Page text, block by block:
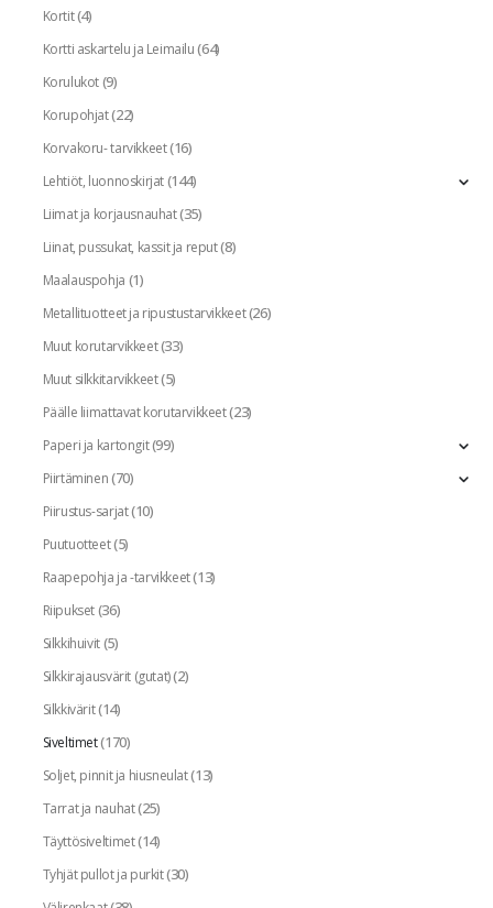
Kortit(4)
Kortti askartelu ja Leimailu(64)
Korulukot(9)
Korupohjat(22)
Korvakoru- tarvikkeet(16)
Lehtiöt, luonnoskirjat(144)
Liimat ja korjausnauhat(35)
Liinat, pussukat, kassit ja reput(8)
Maalauspohja (1)
Metallituotteet ja ripustustarvikkeet(26)
Muut korutarvikkeet(33)
Muut silkkitarvikkeet(5)
Päälle liimattavat korutarvikkeet(23)
Paperi ja kartongit(99)
Piirtäminen(70)
Piirustus-sarjat(10)
Puutuotteet(5)
Raapepohja ja -tarvikkeet(13)
Riipukset(36)
Silkkihuivit(5)
Silkkirajausvärit (gutat)(2)
Silkkivärit(14)
Siveltimet(170)
Soljet, pinnit ja hiusneulat(13)
Tarrat ja nauhat(25)
Täyttösiveltimet(14)
Tyhjät pullot ja purkit(30)